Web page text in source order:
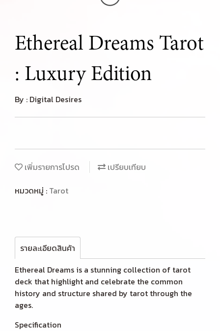
Ethereal Dreams Tarot
: Luxury Edition
By : Digital Desires
เพิ่มรายการโปรด
เปรียบเทียบ
หมวดหมู่ : Tarot
รายละเอียดสินค้า
Ethereal Dreams is a stunning collection of tarot
deck that highlight and celebrate the common
history and structure shared by tarot through the
ages.
Specification